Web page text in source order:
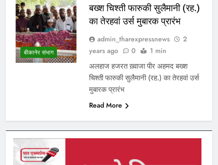
बीकानेर संभाग
बख्श चिश्ती फारुकी सुलैमानी (रह.)
का तेरहवां उर्स मुबारक प्रारंभ
admin_tharexpressnews
2
years ago
0 1 min
अलहाज हजरत ख़्वाजा पीर अहमद बख्श
चिश्ती फारुकी सुलैमानी (रह.) का तेरहवां उर्स
मुबारक प्रारंभ
Read More